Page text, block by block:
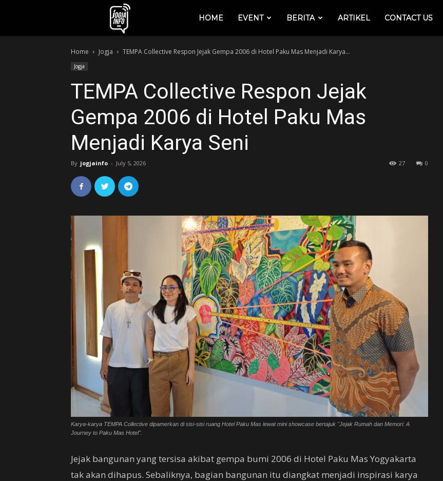
jogjainfo.idHOME EVENT BERITA ARTIKEL CONTACT US
Home Jogja TEMPA Collective Respon Jejak Gempa 2006 di Hotel Paku Mas Menjadi Karya...
Jogja
TEMPA Collective Respon Jejak
Gempa 2006 di Hotel Paku Mas
Menjadi Karya Seni
By jogjainfo - July 5, 2026 0
27
Karya-karya TEMPA Collective dipamerkan di sisi-sisi ruang Hotel Paku Mas lewat mini showcase bertajuk "Jejak Rumah dan Memori: A
Journey to Paku Mas Hotel".
Jejak bangunan yang tersisa akibat gempa bumi 2006 di Hotel Paku Mas Yogyakarta
tak akan dihapus. Sebaliknya, bagian bangunan itu diangkat menjadi inspirasi karya